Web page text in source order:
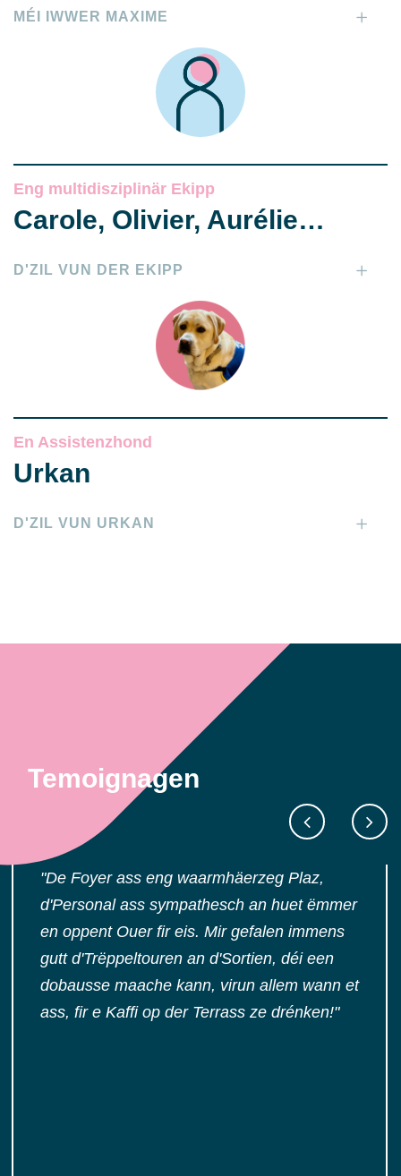
MÉI IWWER MAXIME
Eng multidisziplinär Ekipp
Carole, Olivier, Aurélie…
D'ZIL VUN DER EKIPP
En Assistenzhond
Urkan
D'ZIL VUN URKAN
Temoignagen
"De Foyer ass eng waarmhäerzeg Plaz,
d'Personal ass sympathesch an huet ëmmer
en oppent Ouer fir eis. Mir gefalen immens
gutt d'Trëppeltouren an d'Sortien, déi een
dobausse maache kann, virun allem wann et
ass, fir e Kaffi op der Terrass ze drénken!"